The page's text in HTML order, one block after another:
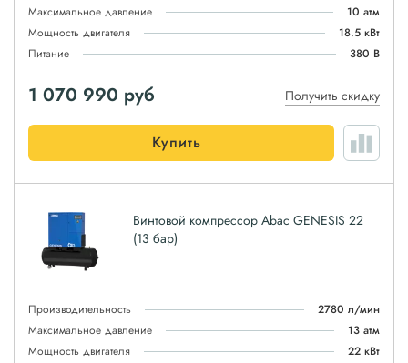
Максимальное давление
10 атм
Мощность двигателя
18.5 кВт
Питание
380 В
1 070 990 руб Получить скидку
Купить
Винтовой компрессор Abac GENESIS 22
(13 бар)
Производительность
2780 л/мин
Максимальное давление
13 атм
Мощность двигателя
22 кВт